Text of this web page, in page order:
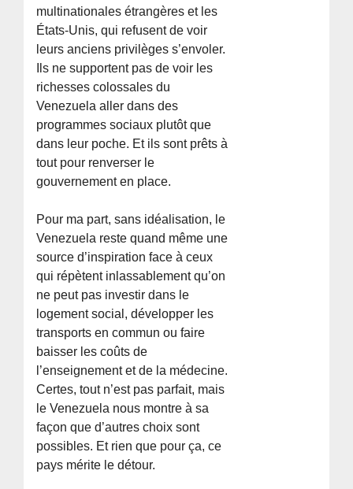
multinationales étrangères et les
États-Unis, qui refusent de voir
leurs anciens privilèges s’envoler.
Ils ne supportent pas de voir les
richesses colossales du
Venezuela aller dans des
programmes sociaux plutôt que
dans leur poche. Et ils sont prêts à
tout pour renverser le
gouvernement en place.
Pour ma part, sans idéalisation, le
Venezuela reste quand même une
source d’inspiration face à ceux
qui répètent inlassablement qu’on
ne peut pas investir dans le
logement social, développer les
transports en commun ou faire
baisser les coûts de
l’enseignement et de la médecine.
Certes, tout n’est pas parfait, mais
le Venezuela nous montre à sa
façon que d’autres choix sont
possibles. Et rien que pour ça, ce
pays mérite le détour.